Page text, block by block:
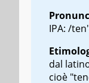
IPA: /
dal
cioè